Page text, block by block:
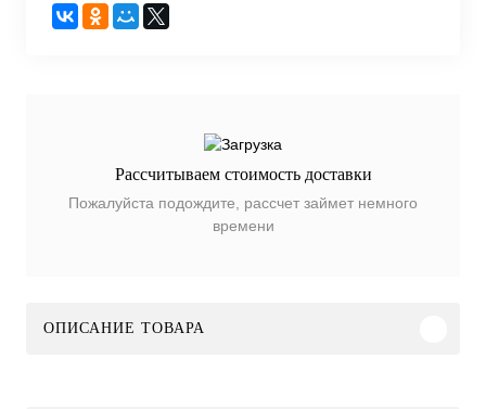
Рассчитываем стоимость доставки
Пожалуйста подождите, рассчет займет немного
времени
ОПИСАНИЕ ТОВАРА